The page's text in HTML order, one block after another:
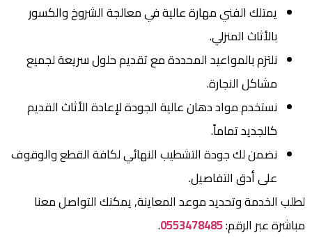
يمتلك الفني مهارة عالية في معالجة الشروخ والكسور
بالأثاث المنزلي.
نلتزم بالمواعيد المحددة مع تقديم حلول سريعة لجميع
مشاكل النجارة.
نستخدم مواد دهان عالية الجودة لإعادة الأثاث القديم
كالجديد تماماً.
نضمن لك جودة التشطيب النهائي لكافة القطع والوقوف
على أدق التفاصيل.
لطلب الخدمة وتحديد موعد المعاينة, يمكنك التواصل معنا
مباشرة عبر الرقم:0553478485
.